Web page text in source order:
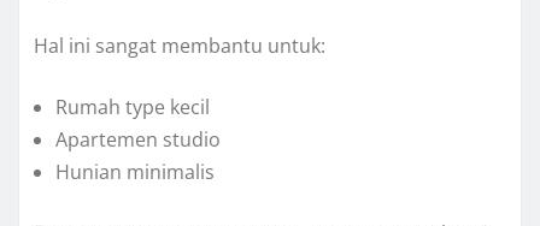
Hal ini sangat membantu untuk:
Rumah type kecil
Apartemen studio
Hunian minimalis